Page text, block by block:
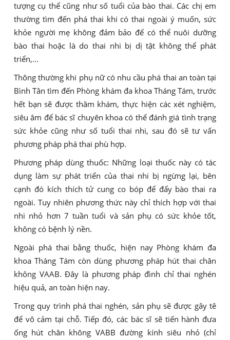
tượng cụ thể cũng như số tuổi của bào thai. Các chị em
thường tìm đến phá thai khi có thai ngoài ý muốn, sức
khỏe người mẹ không đảm bảo để có thể nuôi dưỡng
bào thai hoặc là do thai nhi bị dị tật không thể phát
triển,...
Thông thường khi phụ nữ có nhu cầu phá thai an toàn tại
Bình Tân tìm đến Phòng khám đa khoa Tháng Tám, trước
hết bạn sẽ được thăm khám, thực hiện các xét nghiệm,
siêu âm để bác sĩ chuyên khoa có thể đánh giá tình trạng
sức khỏe cũng như số tuổi thai nhi, sau đó sẽ tư vấn
phương pháp phá thai phù hợp.
Phương pháp dùng thuốc: Những loại thuốc này có tác
dụng làm sự phát triển của thai nhi bị ngừng lại, bên
cạnh đó kích thích tử cung co bóp để đẩy bào thai ra
ngoài. Tuy nhiên phương thức này chỉ thích hợp với thai
nhi nhỏ hơn 7 tuần tuổi và sản phụ có sức khỏe tốt,
không có bệnh lý nền.
Ngoài phá thai bằng thuốc, hiện nay Phòng khám đa
khoa Tháng Tám còn dùng phương pháp hút thai chân
không VAAB. Đây là phương pháp đình chỉ thai nghén
hiệu quả, an toàn hiện nay.
Trong quy trình phá thai nghén, sản phụ sẽ được gây tê
để vô cảm tại chỗ. Tiếp đó, các bác sĩ sẽ tiến hành đưa
ống hút chân không VABB đường kính siêu nhỏ (chỉ